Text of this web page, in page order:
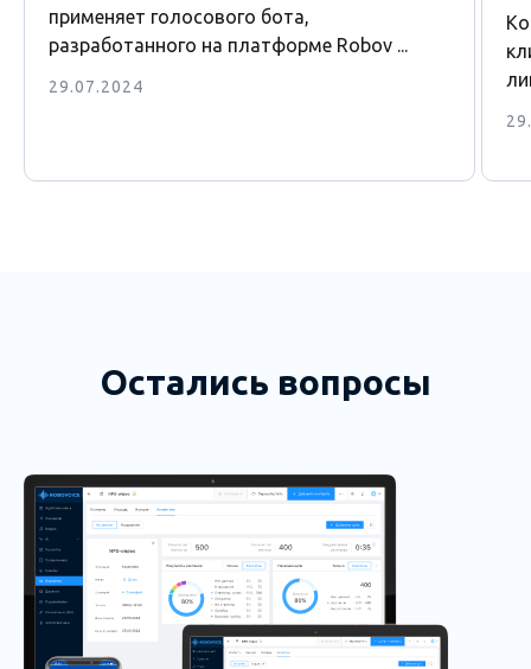
применяет голосового бота,
разработанного на платформе Robov ...
29.07.2024
Остались вопросы